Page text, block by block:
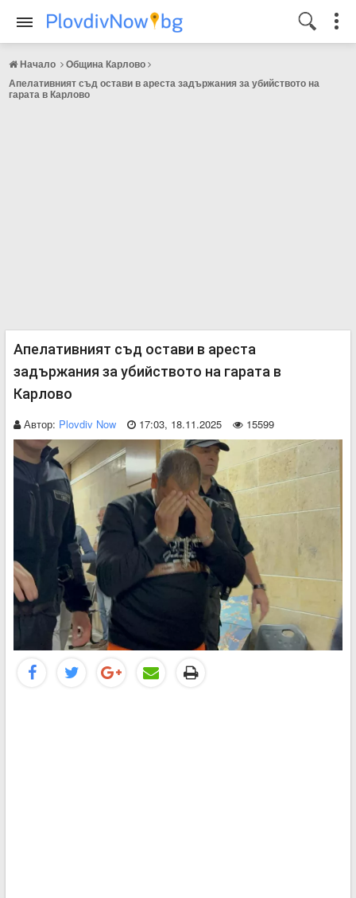
Начало
Община Карлово
Апелативният съд остави в ареста задържания за убийството на
гарата в Карлово
Апелативният съд остави в ареста
задържания за убийството на гарата в
Карлово
Автор: Plovdiv Now 17:03, 18.11.2025 15599